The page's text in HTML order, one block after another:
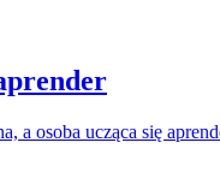
a osoba ucząca się